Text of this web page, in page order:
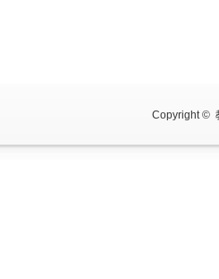
Copyright ©